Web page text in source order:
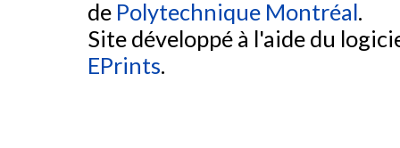
de Polytechnique Montréal.
Site développé à l'aide du
EPrints.